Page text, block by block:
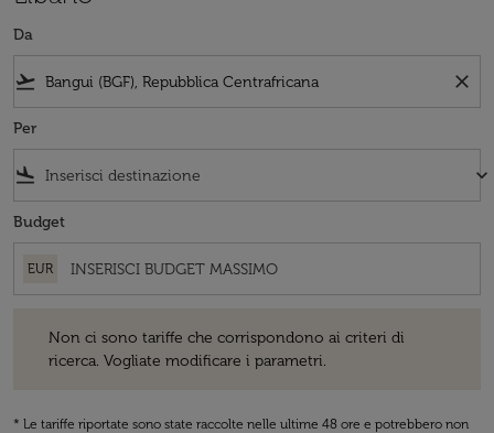
Da
flight_takeoff close
Per
flight_land keyboard_arrow_down
Budget
EUR
Non ci sono tariffe che corrispondono ai criteri di
ricerca. Vogliate modificare i parametri.
* Le tariffe riportate sono state raccolte nelle ultime 48 ore e potrebbero non